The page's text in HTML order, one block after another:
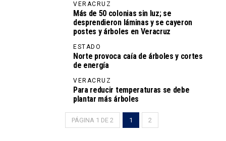
VERACRUZ
Más de 50 colonias sin luz; se
desprendieron láminas y se cayeron
postes y árboles en Veracruz
ESTADO
Norte provoca caía de árboles y cortes
de energía
VERACRUZ
Para reducir temperaturas se debe
plantar más árboles
PÁGINA 1 DE 2 1 2